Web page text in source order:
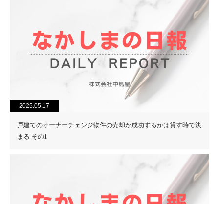
2025.05.17
戸建てのオーナーチェンジ物件の売却が成功するかは貸す時で決
まる その1